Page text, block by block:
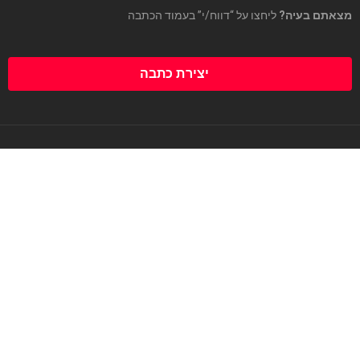
מצאתם בעיה? ליחצו על “דווח/י” בעמוד הכתבה
יצירת כתבה